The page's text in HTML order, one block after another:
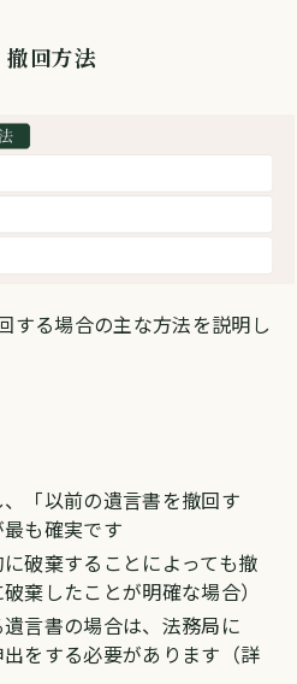
回方法
する場合の主な方法を説明し
「以前の遺言書を撤回す
も確実です
破棄することによっても撤
棄したことが明確な場合）
言書の場合は、法務局に
出をする必要があります（詳